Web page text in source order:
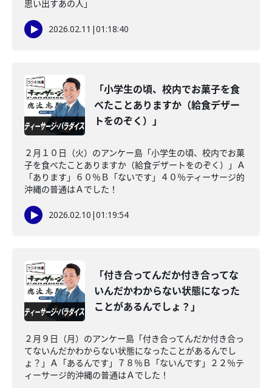
思い出すあの人」
2026.02.11 |01:18:40
「小学生の頃、校内でお菓子を食
べたことありますか（給食デザー
トをのぞく）」
２月１０日（火）のアンケー島「小学生の頃、校内でお菓
子を食べたことありますか（給食デザートをのぞく）」Ａ
「あります」６０％Ｂ「ないです」４０％ティーサージ的
沖縄の普通はＡでした！
2026.02.10 |01:19:54
「付き合ってんだか付き合ってな
いんだかわからない状態になった
ことがあるんでしょ？」
２月９日（月）のアンケー島「付き合ってんだか付き合っ
てないんだかわからない状態になったことがあるんでし
ょ？」Ａ「あるんです」７８％Ｂ「ないんです」２２％テ
ィーサージ的沖縄の普通はＡでした！